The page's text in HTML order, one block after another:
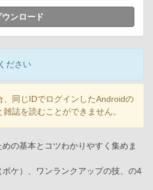
ウンロード
ださい
同じIDでログインしたAndroidの
誌を読むことができません。
の基本とコツわかりやすく集めま
ケ）、ワンランクアップの技、の4